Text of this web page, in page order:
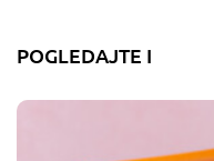
POGLEDAJTE I